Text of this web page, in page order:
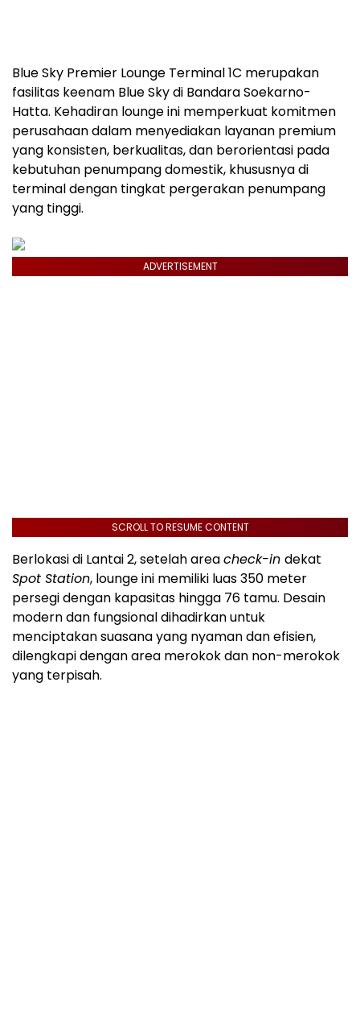
Blue Sky Premier Lounge Terminal 1C merupakan
fasilitas keenam Blue Sky di Bandara Soekarno-
Hatta. Kehadiran lounge ini memperkuat komitmen
perusahaan dalam menyediakan layanan premium
yang konsisten, berkualitas, dan berorientasi pada
kebutuhan penumpang domestik, khususnya di
terminal dengan tingkat pergerakan penumpang
yang tinggi.
ADVERTISEMENT
SCROLL TO RESUME CONTENT
Berlokasi di Lantai 2, setelah areacheck-in dekat
Spot Station, lounge ini memiliki luas 350 meter
persegi dengan kapasitas hingga 76 tamu. Desain
modern dan fungsional dihadirkan untuk
menciptakan suasana yang nyaman dan efisien,
dilengkapi dengan area merokok dan non-merokok
yang terpisah.